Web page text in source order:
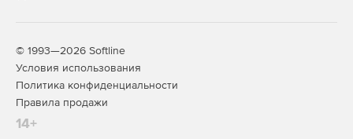
© 1993—2026 Softline
Условия использования
Политика конфиденциальности
Правила продажи
14+